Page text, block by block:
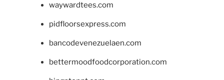
waywardtees.com
pidfloorsexpress.com
bancodevenezuelaen.com
bettermoodfoodcorporation.com